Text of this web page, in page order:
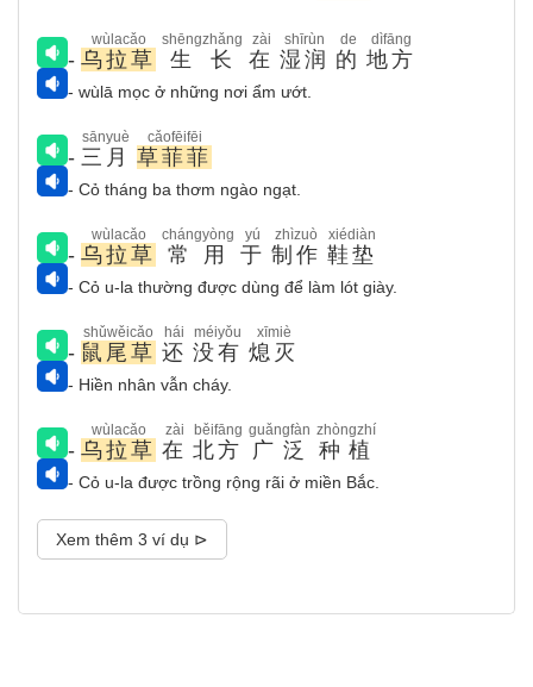
- 乌拉草
wùlacǎo
生长
shēngzhǎng
在
zài
湿润
shīrùn
的
de
地方
dìfāng
- wùlā mọc ở những nơi ẩm ướt.
- 三月
sānyuè
草菲菲
cǎofēifēi
- Cỏ tháng ba thơm ngào ngạt.
- 乌拉草
wùlacǎo
常用
chángyòng
于
yú
制作
zhìzuò
鞋垫
xiédiàn
- Cỏ u-la thường được dùng để làm lót giày.
- 鼠尾草
shǔwěicǎo
还
hái
没有
méiyǒu
熄灭
xīmiè
- Hiền nhân vẫn cháy.
- 乌拉草
wùlacǎo
在
zài
北方
běifāng
广泛
guǎngfàn
种植
zhòngzhí
- Cỏ u-la được trồng rộng rãi ở miền Bắc.
Xem thêm 3 ví dụ ⊳